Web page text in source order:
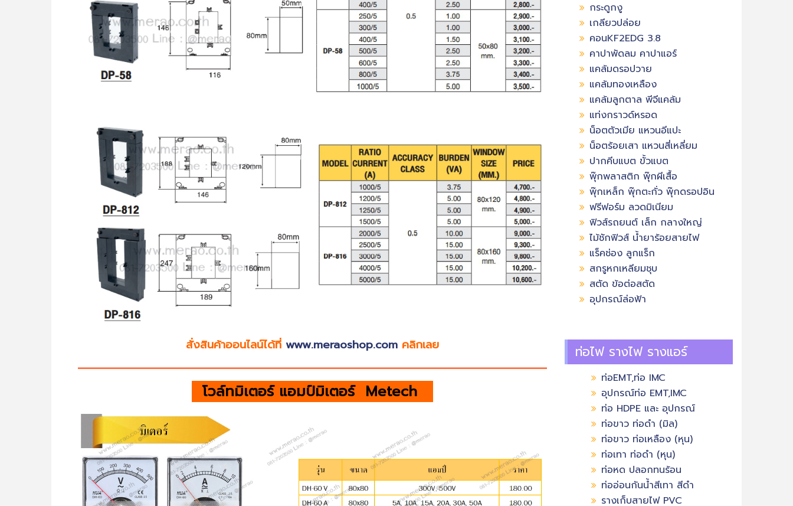
สั่งสินค้าออนไลน์ได้ที่ www.meraoshop.com คลิกเลย
โวล์ทมิเตอร์ แอมป์มิเตอร์ Metech
กระดูกงู
เกลียวปล่อย
คอนKF2EDG 3.8
คาปาพัดลม คาปาแอร์
แคล้มดรอปวาย
แคล้มทองเหลือง
แคล้มลูกตาล พีจีแคล้ม
แท่งกราวด์หรอด
น็อตตัวเมีย แหวนอีแปะ
น็อตร้อยเสา แหวนสี่เหลี่ยม
ปากคีบแบต ขั้วแบต
พุ๊กพลาสติก พุ๊กผีเสื้อ
พุ๊กเหล็ก พุ๊กตะกั่ว พุ๊กดรอปอิน
ฟรีฟอร์ม ลวดมิเนียม
ฟิวส์รถยนต์ เล็ก กลางใหญ่
ไม้ชักฟิวส์ น้ำยาร้อยสายไฟ
แร็คช่อง ลูกแร็ก
สกรูหกเหลียมชุบ
สตัด ข้อต่อสตัด
อุปกรณ์ล่อฟ้า
ท่อไฟ รางไฟ รางแอร์
ท่อEMT,ท่อ IMC
อุปกรณ์ท่อ EMT,IMC
ท่อ HDPE และ อุปกรณ์
ท่อขาว ท่อดำ (มิล)
ท่อขาว ท่อเหลือง (หุน)
ท่อเทา ท่อดำ (หุน)
ท่อหด ปลอกทนร้อน
ท่ออ่อนกันน้ำสีเทา สีดำ
รางเก็บสายไฟ PVC